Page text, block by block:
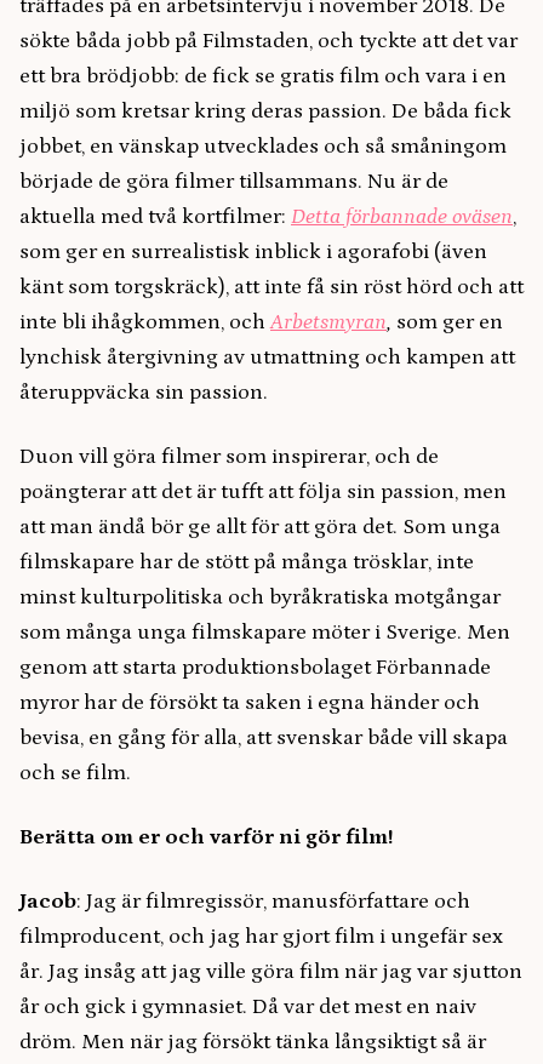
träffades på en arbetsintervju i november 2018. De
sökte båda jobb på Filmstaden, och tyckte att det var
ett bra brödjobb: de fick se gratis film och vara i en
miljö som kretsar kring deras passion. De båda fick
jobbet, en vänskap utvecklades och så småningom
började de göra filmer tillsammans. Nu är de
aktuella med två kortfilmer: Detta förbannade oväsen,
som ger en surrealistisk inblick i agorafobi (även
känt som torgskräck), att inte få sin röst hörd och att
inte bli ihågkommen, ochArbetsmyran, som ger en
lynchisk återgivning av utmattning och kampen att
återuppväcka sin passion.
Duon vill göra filmer som inspirerar, och de
poängterar att det är tufft att följa sin passion, men
att man ändå bör ge allt för att göra det. Som unga
filmskapare har de stött på många trösklar, inte
minst kulturpolitiska och byråkratiska motgångar
som många unga filmskapare möter i Sverige. Men
genom att starta produktionsbolaget Förbannade
myror har de försökt ta saken i egna händer och
bevisa, en gång för alla, att svenskar både vill skapa
och se film.
Berätta om er och varför ni gör film!
Jacob: Jag är filmregissör, manusförfattare och
filmproducent, och jag har gjort film i ungefär sex
år. Jag insåg att jag ville göra film när jag var sjutton
år och gick i gymnasiet. Då var det mest en naiv
dröm. Men när jag försökt tänka långsiktigt så är